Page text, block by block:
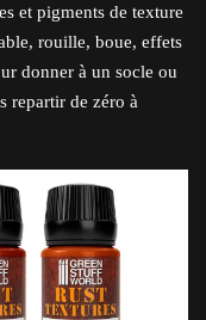
et pigments de texture
rouille, boue, effets
donner à un socle ou
repartir de zéro à